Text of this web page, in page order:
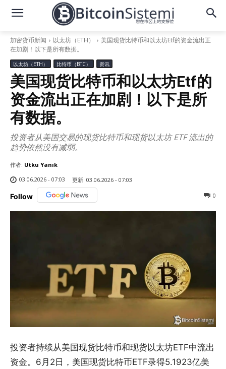
加密货币新闻 以太坊（ETH）
美国现货比特币和以太坊Etf的资金流出正
在加剧！以下是所有数据。
以太坊（ETH） 比特币（BTC） 资讯
美国现货比特币和以太坊Etf的
资金流出正在加剧！以下是所
有数据。
投资者从美国交易的现货比特币和现货以太坊 ETF 流出的
趋势依然没有减弱。
作者: Utku Yanık
03.06.2026 - 07:03
更新: 03.06.2026 - 07:03
Follow 0
投资者持续从美国现货比特币和现货以太坊ETF中流出
资金。6月2日，美国现货比特币ETF录得5.1923亿美